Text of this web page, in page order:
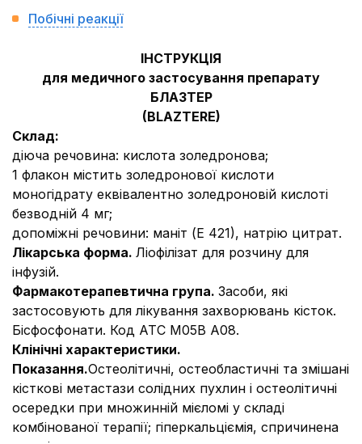
Побічні реакції
ІНСТРУКЦІЯ
для медичного застосування препарату
БЛАЗТЕР
(BLAZTERE)
Склад:
діюча речовина: кислота золедронова;
1 флакон містить золедронової кислоти
моногідрату еквівалентно золедроновій кислоті
безводній 4 мг;
допоміжні речовини: маніт (Е 421), натрію цитрат.
Лікарська форма. Ліофілізат для розчину для
інфузій.
Фармакотерапевтична група. Засоби, які
застосовують для лікування захворювань кісток.
Бісфосфонати. Код АТС М05В А08.
Клінічні характеристики.
Показання.Остеолітичні, остеобластичні та змішані
кісткові метастази солідних пухлин і остеолітичні
осередки при множинній мієломі у складі
комбінованої терапії; гіперкальціємія, спричинена